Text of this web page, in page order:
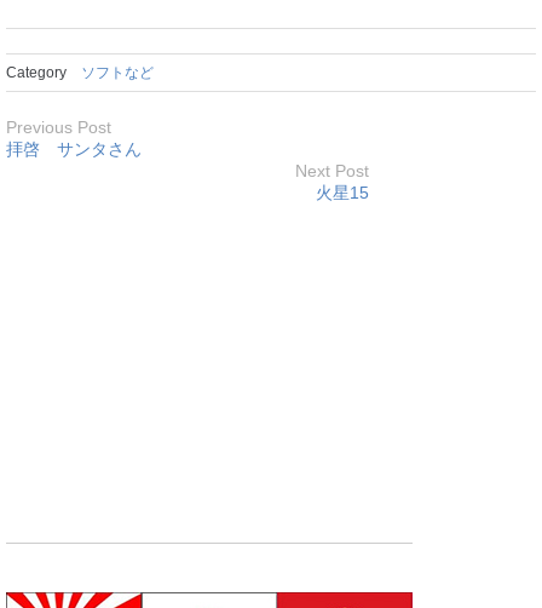
Category ソフトなど
Previous Post
拝啓 サンタさん
Next Post
火星15